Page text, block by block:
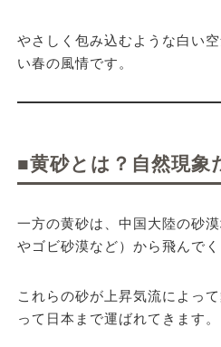
やさしく包み込むような白い
い春の風情です。
■黄砂とは？自然現象
一方の黄砂は、中国大陸の砂
やゴビ砂漠など）から飛んで
これらの砂が上昇気流によっ
って日本まで運ばれてきます。